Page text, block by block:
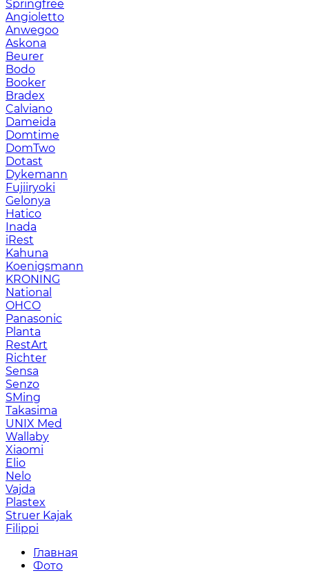
Springfree
Angioletto
Anwegoo
Askona
Beurer
Bodo
Booker
Bradex
Calviano
Dameida
Domtime
DomTwo
Dotast
Dykemann
Fujiiryoki
Gelonya
Hatico
Inada
iRest
Kahuna
Koenigsmann
KRONING
National
OHCO
Panasonic
Planta
RestArt
Richter
Sensa
Senzo
SMing
Takasima
UNIX Med
Wallaby
Xiaomi
Elio
Nelo
Vajda
Plastex
Struer Kajak
Filippi
Главная
Фото